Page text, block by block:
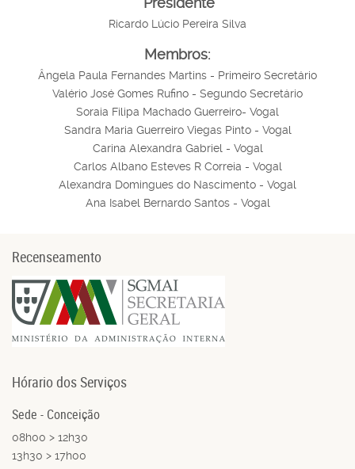
Ricardo Lúcio Pereira Silva
Membros:
Ângela Paula Fernandes Martins - Primeiro Secretário
Valério José Gomes Rufino - Segundo Secretário
Soraia Filipa Machado Guerreiro- Vogal
Sandra Maria Guerreiro Viegas Pinto - Vogal
Carina Alexandra Gabriel - Vogal
Carlos Albano Esteves R Correia - Vogal
Alexandra Domingues do Nascimento - Vogal
Ana Isabel Bernardo Santos - Vogal
Recenseamento
Hórario dos Serviços
Sede - Conceição
08h00 > 12h30
13h30 > 17h00